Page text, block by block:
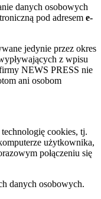
danych osobowych
pod adresem e-
jedynie przez okres
z wpisu
NEWS PRESS nie
ani osobom
cookies, tj.
użytkownika,
połączeniu się
danych osobowych.